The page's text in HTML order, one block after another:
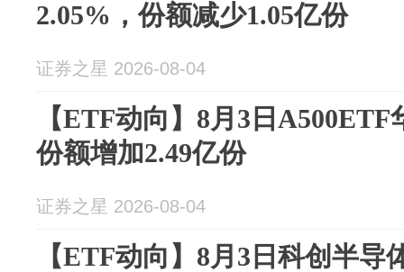
2.05%，份额减少1.05亿份
证券之星 2026-08-04
【ETF动向】8月3日
份额增加2.49亿份
证券之星 2026-08-04
【ETF动向】8月3日科创半导